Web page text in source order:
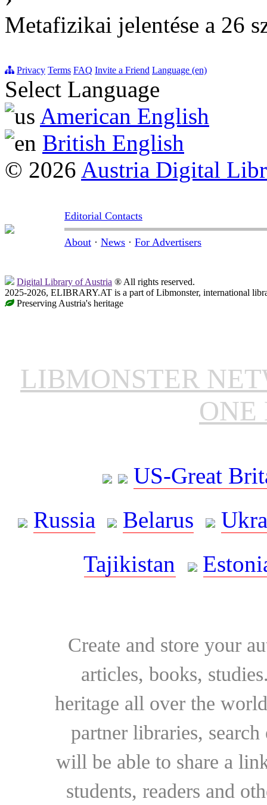
Metafizikai jelentése a 26
Privacy Terms FAQ Invite a Friend Language (en)
Select Language
American English
British English
© 2026 Austria Digital
Editorial Contacts
About · News · For Advertisers
Digital Library of Austria ® All rights reserved.
2025-2026, ELIBRARY.AT is a part of Libmonster, international
Preserving Austria's heritage
LIBMONSTER
ONE
US-Great
Russia
Belarus
Tajikistan
Create and store your
articles, books,
heritage all over the
partner libraries,
will be able to share a
students, readers and